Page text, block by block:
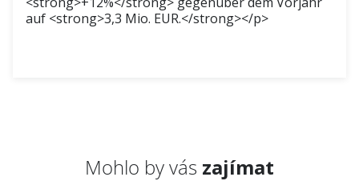
auf <strong>3,3 Mio. EUR.</strong></p>
Mohlo by vás zajímat